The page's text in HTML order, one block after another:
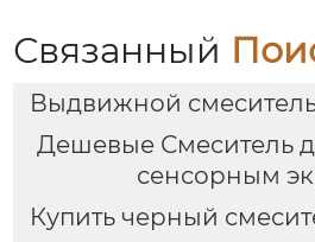
Связанный
Выдвижной
Дешевые Смеситель
сенсорным
Купить черный